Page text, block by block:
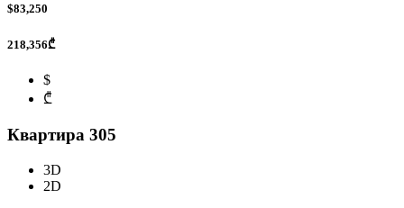
$83,250
218,356₾
$
₾
Квартира 305
3D
2D